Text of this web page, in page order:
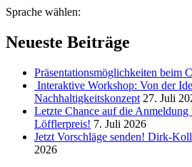
Sprache wählen:
Neueste Beiträge
Präsentationsmöglichkeiten beim
Interaktive Workshop: Von der
Nachhaltigkeitskonzept 27. Juli
Letzte Chance auf die
Löfflerpreis! 7. Juli 2026
Jetzt Vorschläge senden! Dirk-
2026